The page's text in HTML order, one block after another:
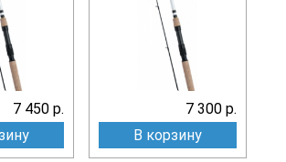
7 450 р.
7 300 р.
В корзину